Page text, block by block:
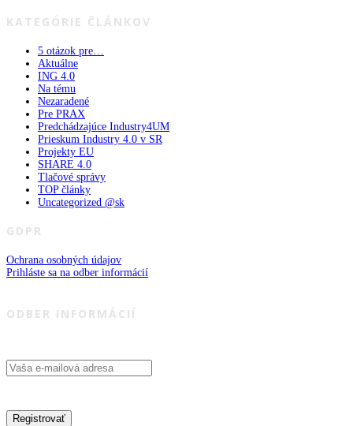
KATEGÓRIE ČLÁNKOV
5 otázok pre…
Aktuálne
ING 4.0
Na tému
Nezaradené
Pre PRAX
Predchádzajúce Industry4UM
Prieskum Industry 4.0 v SR
Projekty EU
SHARE 4.0
Tlačové správy
TOP články
Uncategorized @sk
GDPR
Ochrana osobných údajov
Prihláste sa na odber informácií
ODBER INFORMÁCIÍ